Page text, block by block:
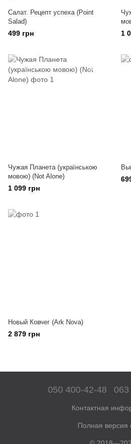
Салат. Рецепт успеха (Point
Salad)
499 грн 1
Чужая Планета (українською
мовою) (Not Alone)
1 099 грн
Новый Ковчег (Ark Nova)
2 879 грн
050 400-42-48
Контактная
Полная версия